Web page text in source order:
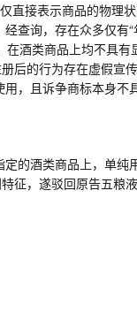
直接表示商品的物理
询，存在众多仅有“
酒类商品上均不具
的行为存在虚假宣
，且诉争商标本身不
的酒类商品上，单
征， 遂驳回原告五粮